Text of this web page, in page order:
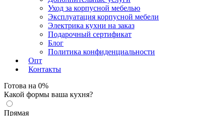
Уход за корпусной мебелью
Эксплуатация корпусной мебели
Электрика кухни на заказ
Подарочный сертификат
Блог
Политика конфиденциальности
Опт
Контакты
Готова на 0%
Какой формы ваша кухня?
Прямая